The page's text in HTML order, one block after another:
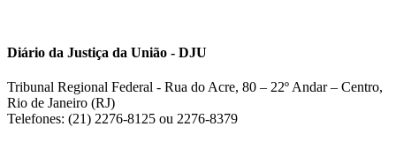
Diário da Justiça da União - DJU
Tribunal Regional Federal - Rua do Acre, 80 – 22º Andar – Centro,
Rio de Janeiro (RJ)
Telefones: (21) 2276-8125 ou 2276-8379